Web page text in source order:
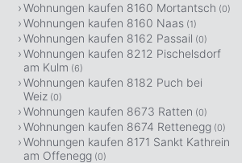
Wohnungen kaufen 8160 Mortantsch (0)
Wohnungen kaufen 8160 Naas (1)
Wohnungen kaufen 8162 Passail (0)
Wohnungen kaufen 8212 Pischelsdorf
am Kulm (6)
Wohnungen kaufen 8182 Puch bei
Weiz (0)
Wohnungen kaufen 8673 Ratten (0)
Wohnungen kaufen 8674 Rettenegg (0)
Wohnungen kaufen 8171 Sankt Kathrein
am Offenegg (0)